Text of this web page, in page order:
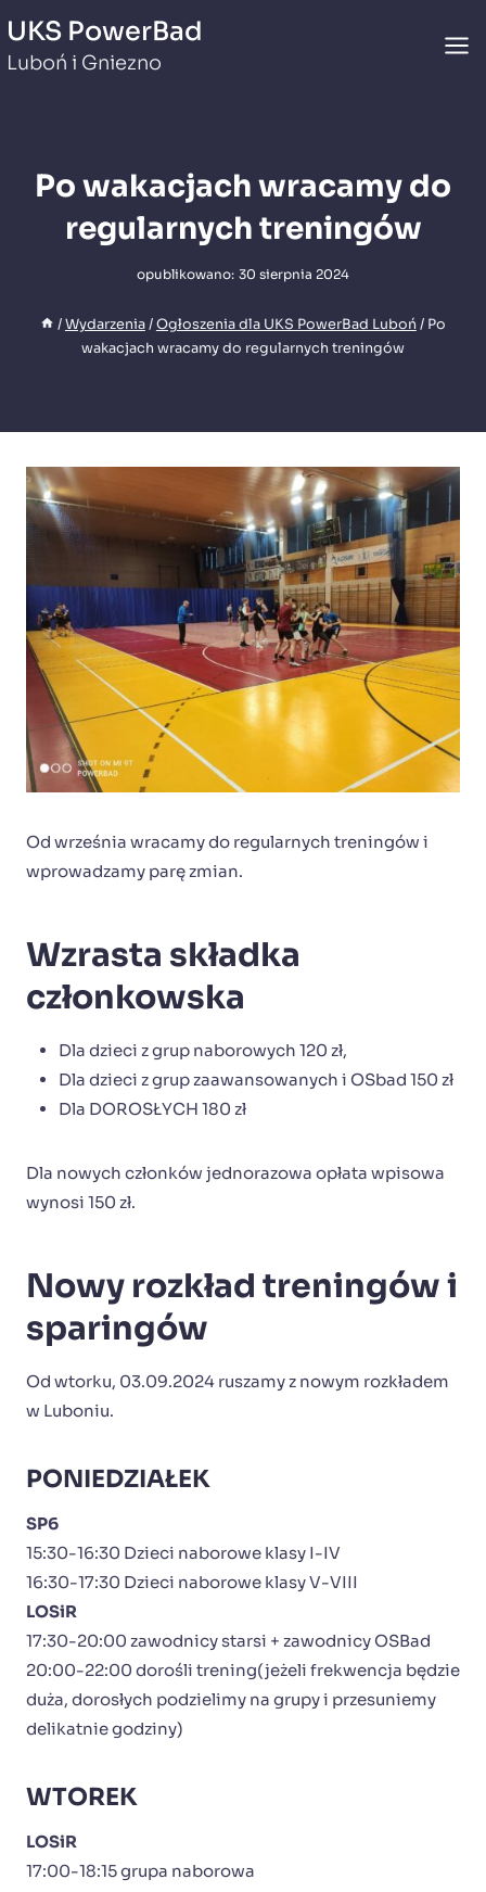
do
treści
UKS PowerBad
Luboń i Gniezno
Po wakacjach wracamy do
regularnych treningów
opublikowano: 30 sierpnia 2024
/Wydarzenia/Ogłoszenia dla UKS PowerBad Luboń / Po
wakacjach wracamy do regularnych treningów
Od września wracamy do regularnych treningów i
wprowadzamy parę zmian.
Wzrasta składka
członkowska
Dla dzieci z grup naborowych 120 zł,
Dla dzieci z grup zaawansowanych i OSbad 150 zł
Dla DOROSŁYCH 180 zł
Dla nowych członków jednorazowa opłata wpisowa
wynosi 150 zł.
Nowy rozkład treningów i
sparingów
Od wtorku, 03.09.2024 ruszamy z nowym rozkładem
w Luboniu.
PONIEDZIAŁEK
SP6
15:30-16:30 Dzieci naborowe klasy I-IV
16:30-17:30 Dzieci naborowe klasy V-VIII
LOSiR
17:30-20:00 zawodnicy starsi + zawodnicy OSBad
20:00-22:00 dorośli trening(jeżeli frekwencja będzie
duża, dorosłych podzielimy na grupy i przesuniemy
delikatnie godziny)
WTOREK
LOSiR
17:00-18:15 grupa naborowa